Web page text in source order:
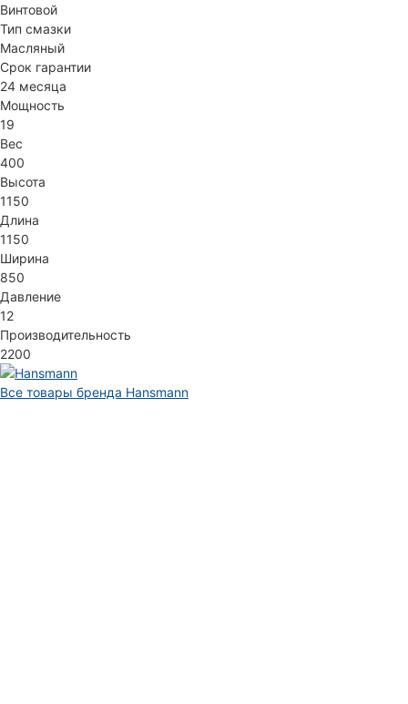
Винтовой
Тип смазки
Масляный
Срок гарантии
24 месяца
Мощность
19
Вес
400
Высота
1150
Длина
1150
Ширина
850
Давление
12
Производительность
2200
Все товары бренда Hansmann